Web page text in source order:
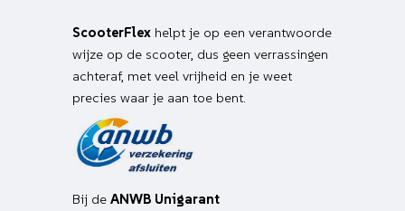
ScooterFlex helpt je op een verantwoorde
wijze op de scooter, dus geen verrassingen
achteraf, met veel vrijheid en je weet
precies waar je aan toe bent.
Bij de ANWB Unigarant